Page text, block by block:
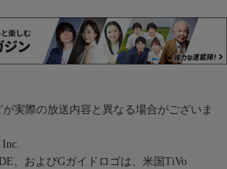
実際の放送内容と異なる場合がございま
、およびGガイドロゴは、米国TiVo